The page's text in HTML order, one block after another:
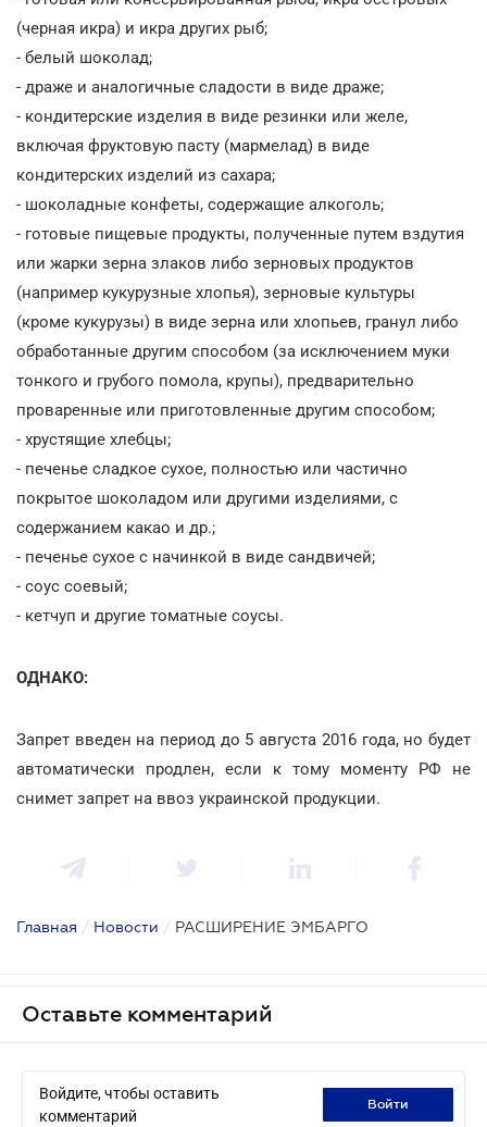
(черная икра) и икра других рыб;
- белый шоколад;
- драже и аналогичные сладости в виде драже;
- кондитерские изделия в виде резинки или желе,
включая фруктовую пасту (мармелад) в виде
кондитерских изделий из сахара;
- шоколадные конфеты, содержащие алкоголь;
- готовые пищевые продукты, полученные путем вздутия
или жарки зерна злаков либо зерновых продуктов
(например кукурузные хлопья), зерновые культуры
(кроме кукурузы) в виде зерна или хлопьев, гранул либо
обработанные другим способом (за исключением муки
тонкого и грубого помола, крупы), предварительно
проваренные или приготовленные другим способом;
- хрустящие хлебцы;
- печенье сладкое сухое, полностью или частично
покрытое шоколадом или другими изделиями, с
содержанием какао и др.;
- печенье сухое с начинкой в виде сандвичей;
- соус соевый;
- кетчуп и другие томатные соусы.
ОДНАКО:
Запрет введен на период до 5 августа 2016 года, но будет
автоматически продлен, если к тому моменту РФ не
снимет запрет на ввоз украинской продукции.
Главная / Новости / РАСШИРЕНИЕ ЭМБАРГО
Оставьте комментарий
Войдите, чтобы оставить
комментарий
войти